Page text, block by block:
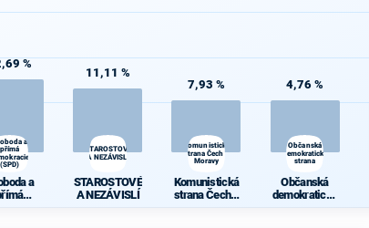
%
a
přímá
(SPD)
a
11,11 %
STAROSTOVÉ
A NEZÁVISLÍ
STAROSTOVÉ
A NEZÁVISLÍ
7,93 %
Komunistická
strana Čech a
Moravy
Komunistická
strana Čech a
4,76 %
Občanská
demokratická
strana
Občanská
demokratická
strana